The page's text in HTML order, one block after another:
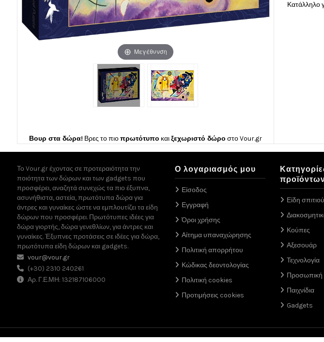
Μεγέθυνση
Βουρ στα δώρα! Βρες το πιοπρωτότυπο καιξεχωριστό δώρο στοVour.gr
Κατάλληλο
Το Vour.gr έχοντας σε προτεραιότητα την
ποιότητα των δώρων και των gadgets που
προσφέρει, αναζητά συνεχώς τα πιο έξυπνα,
ασυνήθιστα, αστεία, πρωτότυπα δώρα για
άντρες και γυναίκες ώστε να εμπλουτίζει τα είδη
δώρων που προσφέρει. Πρωτότυπες ιδέες για
δώρα γιορτής, δώρα γενεθλίων, για άντρες και
γυναίκες. Έξυπνες προτάσεις σε ιδέες για δώρα,
πρωτότυπα είδη δώρων και gadgets.
vour@vour.gr
(+30) 2310 240261
Αρ. Γ.Ε.ΜΗ: 132187106000
Ο λογαριασμός μου
Είσοδος
Εγγραφή
Όροι χρήσης
Αίτημα υπαναχώρησης
Πολιτική απορρήτου
Κώδικας δεοντολογίας
Πολιτική cookies
Προτιμήσεις cookies
Είδη σπιτιού
Κούπες
Αξεσουάρ
Τεχνολογία
Προσωπική
Παιχνίδια
Gadgets